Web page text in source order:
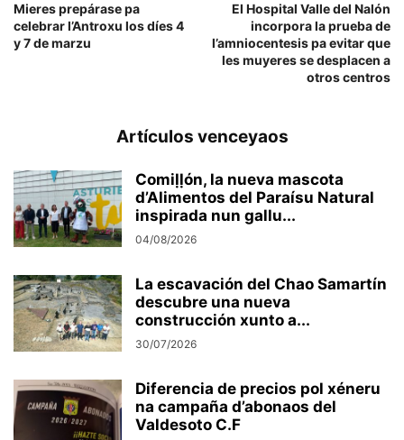
Mieres prepárase pa
celebrar l’Antroxu los díes 4
y 7 de marzu
El Hospital Valle del Nalón
incorpora la prueba de
l’amniocentesis pa evitar que
les muyeres se desplacen a
otros centros
Artículos venceyaos
Comiḷḷón, la nueva mascota
d’Alimentos del Paraísu Natural
inspirada nun gallu...
04/08/2026
La escavación del Chao Samartín
descubre una nueva
construcción xunto a...
30/07/2026
Diferencia de precios pol xéneru
na campaña d’abonaos del
Valdesoto C.F